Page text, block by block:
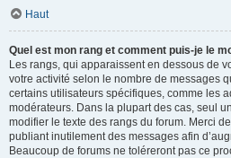
Haut
Quel est mon rang et comment puis-je le
Les rangs, qui apparaissent en dessous de
votre activité selon le nombre de messages
certains utilisateurs spécifiques, comme les
modérateurs. Dans la plupart des cas, seul
modifier le texte des rangs du forum. Merci
publiant inutilement des messages afin
Beaucoup de forums ne toléreront pas ce